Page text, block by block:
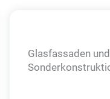
Glasfassaden und